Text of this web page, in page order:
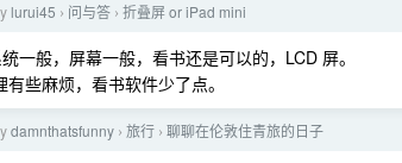
lurui45 › 问与答 › 折叠屏 or iPad mini
一般，屏幕一般，看书还是可以的，LCD 屏。
些麻烦，看书软件少了点。
damnthatsfunny › 旅行 › 聊聊在伦敦住青旅的日子